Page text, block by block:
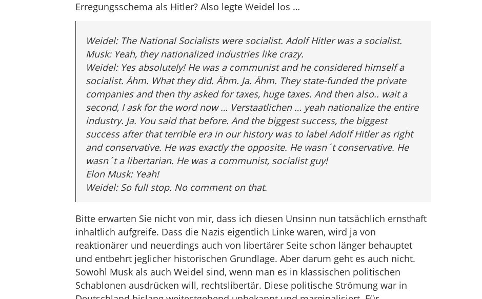
Erregungsschema als Hitler? Also legte Weidel los …
Weidel: The National Socialists were socialist. Adolf Hitler was a socialist.
Musk: Yeah, they nationalized industries like crazy.
Weidel: Yes absolutely! He was a communist and he considered himself a
socialist. Ähm. What they did. Ähm. Ja. Ähm. They state-funded the private
companies and then thy asked for taxes, huge taxes. And then also.. wait a
second, I ask for the word now … Verstaatlichen … yeah nationalize the entire
industry. Ja. You said that before. And the biggest success, the biggest
success after that terrible era in our history was to label Adolf Hitler as right
and conservative. He was exactly the opposite. He wasn´t conservative. He
wasn´t a libertarian. He was a communist, socialist guy!
Elon Musk: Yeah!
Weidel: So full stop. No comment on that.
Bitte erwarten Sie nicht von mir, dass ich diesen Unsinn nun tatsächlich ernsthaft
inhaltlich aufgreife. Dass die Nazis eigentlich Linke waren, wird ja von
reaktionärer und neuerdings auch von libertärer Seite schon länger behauptet
und entbehrt jeglicher historischen Grundlage. Aber darum geht es auch nicht.
Sowohl Musk als auch Weidel sind, wenn man es in klassischen politischen
Schablonen ausdrücken will, rechtslibertär. Diese politische Strömung war in